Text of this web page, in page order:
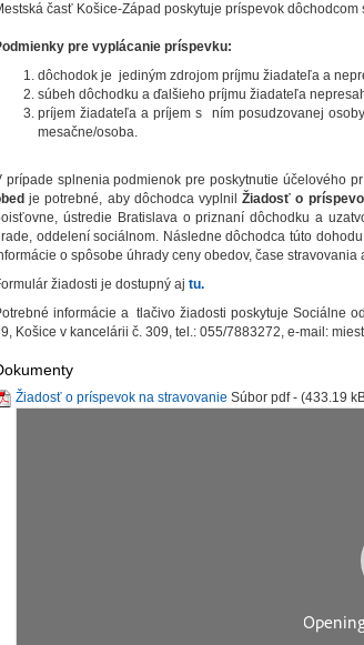
časť Košice-Západ poskytuje príspevok dôchodcom
pre vyplácanie príspevku:
dôchodok je jediným zdrojom príjmu žiadateľa a
súbeh dôchodku a ďalšieho príjmu žiadateľa
príjem žiadateľa a príjem s ním posudzovanej
mesačne/osoba.
prípade splnenia podmienok pre poskytnutie účelového
je potrebné, aby dôchodca vyplnilŽiadosť o
ústredie Bratislava o priznaní dôchodku a
oddelení sociálnom. Následne dôchodca túto
o spôsobe úhrady ceny obedov, čase
žiadosti je dostupný aj tu.
informácie a tlačivo žiadosti poskytuje Sociálne
Košice v kancelárii č. 309, tel.: 055/7883272, e-mail:
Žiadosť o príspevok na stravovanie Súbor pdf - (433.19